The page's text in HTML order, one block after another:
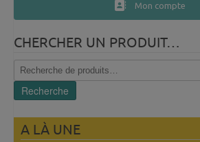
Mon compte
CHERCHER UN PRODUIT…
Recherche
pour :
Recherche
A LÀ UNE